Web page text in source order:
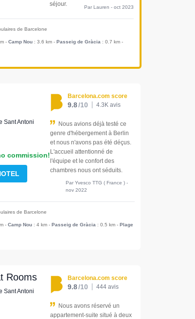
séjour.
Par Lauren - oct 2023
de Barcelone
- Camp Nou: 3.6 km - Passeig de Gràcia : 0.7 km -
Sant Antoni
commission!
Barcelona.com score
9.8/10 4.3K avis
Nous avions déjà testé ce
genre d'hébergement à Berlin
et nous n'avons pas été déçus.
L'accueil attentionné de
l'équipe et le confort des
chambres nous ont séduits.
Par Yvesco TTG ( France ) -
nov 2022
de Barcelone
-Camp Nou : 4 km-Passeig de Gràcia : 0.5 km-Plage
Rooms
Sant Antoni
Barcelona.com score
9.8/10 444 avis
Nous avons réservé un
appartement-suite situé à deux